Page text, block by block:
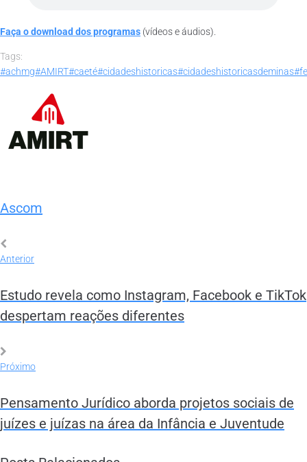
Faça o download dos programas (vídeos e áudios).
Tags:
#achmg#AMIRT#caeté#cidadeshistoricas#cidadeshistoricasdeminas
Ascom
Anterior
Estudo revela como Instagram, Facebook e TikTok
despertam reações diferentes
Próximo
Pensamento Jurídico aborda projetos sociais de
juízes e juízas na área da Infância e Juventude